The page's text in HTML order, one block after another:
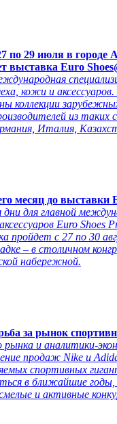
по 29 июля в городе
выставка Euro
кожи и
коллекции
из таких
Италия,
месяц до выставки
для главной
Euro Shoes
пройдет с 27 по 30
– в столичном
набережной.
за рынок
рынка и аналитики-
продаж Nike и
спортивных
в ближайшие годы,
и активные